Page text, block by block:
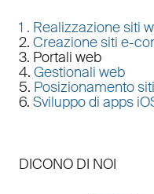
1 . Realizzazione siti
2. Creazione siti e-
3. Portali web
4. Gestionali web
5. Posizionamento
6. Sviluppo di apps
DICONO DI NOI